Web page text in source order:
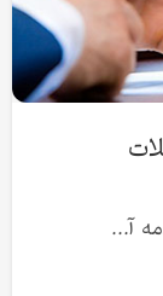
آ...